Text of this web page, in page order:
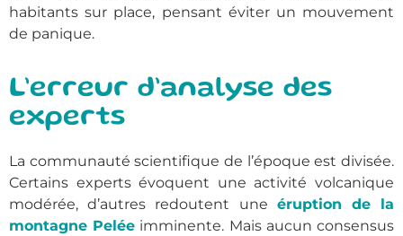
habitants sur place, pensant éviter un mouvement
de panique.
L’erreur d’analyse des
experts
La communauté scientifique de l’époque est divisée.
Certains experts évoquent une activité volcanique
modérée, d’autres redoutent une éruption de la
montagne Pelée imminente. Mais aucun consensus